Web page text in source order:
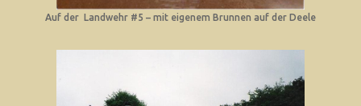
Auf der Landwehr #5 – mit eigenem Brunnen auf der Deele